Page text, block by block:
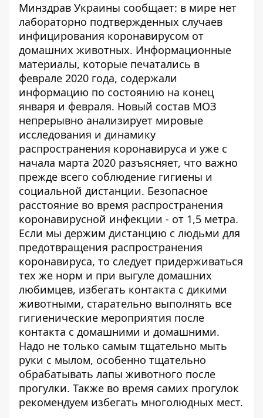
Минздрав Украины сообщает: в мире нет
лабораторно подтвержденных случаев
инфицирования коронавирусом от
домашних животных. Информационные
материалы, которые печатались в
феврале 2020 года, содержали
информацию по состоянию на конец
января и февраля. Новый состав МОЗ
непрерывно анализирует мировые
исследования и динамику
распространения коронавируса и уже с
начала марта 2020 разъясняет, что важно
прежде всего соблюдение гигиены и
социальной дистанции. Безопасное
расстояние во время распространения
коронавирусной инфекции - от 1,5 метра.
Если мы держим дистанцию ​​с людьми для
предотвращения распространения
коронавируса, то следует придерживаться
тех же норм и при выгуле домашних
любимцев, избегать контакта с дикими
животными, старательно выполнять все
гигиенические мероприятия после
контакта с домашними и домашними.
Надо не только самым тщательно мыть
руки с мылом, особенно тщательно
обрабатывать лапы животного после
прогулки. Также во время самих прогулок
рекомендуем избегать многолюдных мест.